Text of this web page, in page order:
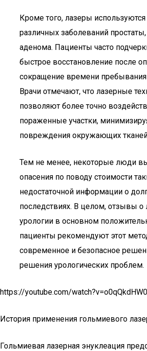
Кроме того, лазеры
различных заболеваний простаты,
аденома. Пациенты часто
быстрое восстановление после
сокращение времени пребывания
Врачи отмечают, что лазерные
позволяют более точно
пораженные участки,
повреждения окружающих
Тем не менее, некоторые люди
опасения по поводу стоимости
недостаточной информации о
последствиях. В целом, отзывы о
урологии в основном
пациенты рекомендуют этот
современное и безопасное
решения урологических проблем.
https://youtube.com/
История применения гольмиевого
Гольмиевая лазерная энуклеация